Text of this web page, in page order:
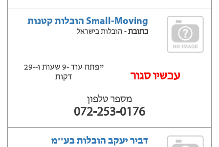
Small-Moving הובלות קטנות
כתובת- הובלות בישראל
‫עכשיו סגור
ייפתח עוד -9 שעות ‫ו--29
דקות
מספר טלפון
072-253-0176
דביר יעקב הובלות בע''מ